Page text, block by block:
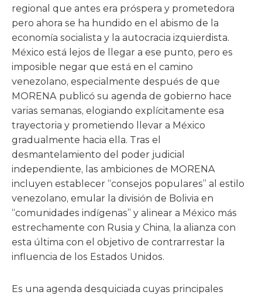
regional que antes era próspera y prometedora
pero ahora se ha hundido en el abismo de la
economía socialista y la autocracia izquierdista.
México está lejos de llegar a ese punto, pero es
imposible negar que está en el camino
venezolano, especialmente después de que
MORENA publicó su agenda de gobierno hace
varias semanas, elogiando explícitamente esa
trayectoria y prometiendo llevar a México
gradualmente hacia ella. Tras el
desmantelamiento del poder judicial
independiente, las ambiciones de MORENA
incluyen establecer “consejos populares” al estilo
venezolano, emular la división de Bolivia en
“comunidades indígenas” y alinear a México más
estrechamente con Rusia y China, la alianza con
esta última con el objetivo de contrarrestar la
influencia de los Estados Unidos.
Es una agenda desquiciada cuyas principales